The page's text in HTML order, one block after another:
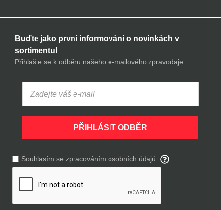
Buďte jako první informováni o novinkách v
sortimentu!
Přihlašte se k odběru našeho e-mailového zpravodaje.
PŘIHLÁSIT ODBĚR
Souhlasím se zpracováním osobních údajů.